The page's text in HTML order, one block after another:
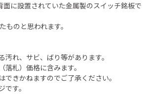
面に設置されていた金属製のスイッチ銘板で
ものと思われます。
れ、サビ、ばり等があります。
札）価格に含みます。
きかねますのでご了承ください。
す。